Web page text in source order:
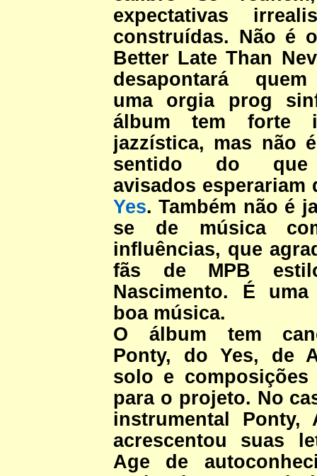
expectativas
construídas. Não é
Better Late Than
desapontará
uma orgia prog
álbum tem forte
jazzística, mas não
sentido do que
avisados esperariam
Yes. Também não é
se de música
influências, que
fãs de MPB
Nascimento. É
boa música.
O álbum tem
Ponty, do Yes, de
solo e composições
para o projeto. No
instrumental Ponty,
acrescentou suas
Age de